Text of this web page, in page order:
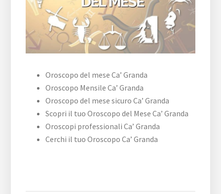
Oroscopo del mese Ca’ Granda
Oroscopo Mensile Ca’ Granda
Oroscopo del mese sicuro Ca’ Granda
Scopri il tuo Oroscopo del Mese Ca’ Granda
Oroscopi professionali Ca’ Granda
Cerchi il tuo Oroscopo Ca’ Granda